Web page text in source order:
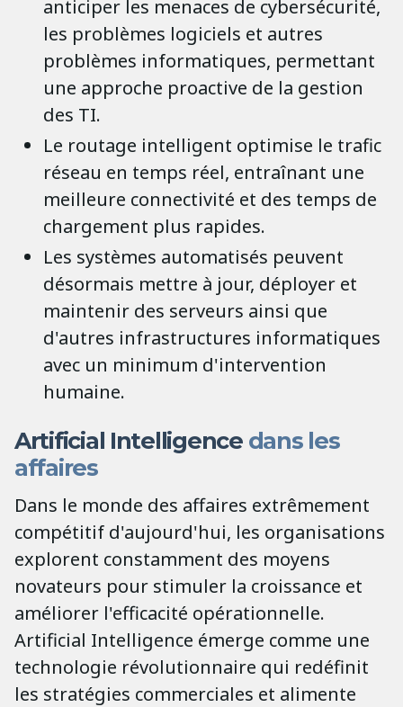
anticiper les menaces de cybersécurité,
les problèmes logiciels et autres
problèmes informatiques, permettant
une approche proactive de la gestion
des TI.
Le routage intelligent optimise le trafic
réseau en temps réel, entraînant une
meilleure connectivité et des temps de
chargement plus rapides.
Les systèmes automatisés peuvent
désormais mettre à jour, déployer et
maintenir des serveurs ainsi que
d'autres infrastructures informatiques
avec un minimum d'intervention
humaine.
Artificial Intelligencedans les
affaires
Dans le monde des affaires extrêmement
compétitif d'aujourd'hui, les organisations
explorent constamment des moyens
novateurs pour stimuler la croissance et
améliorer l'efficacité opérationnelle.
Artificial Intelligence émerge comme une
technologie révolutionnaire qui redéfinit
les stratégies commerciales et alimente